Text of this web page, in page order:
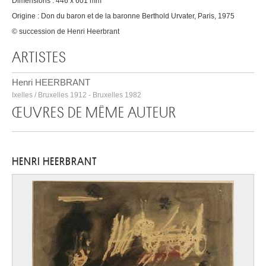
Origine : Don du baron et de la baronne Berthold Urvater, Paris, 1975
© succession de Henri Heerbrant
ARTISTES
Henri HEERBRANT
Ixelles / Bruxelles 1912 - Bruxelles 1982
ŒUVRES DE MÊME AUTEUR
HENRI HEERBRANT